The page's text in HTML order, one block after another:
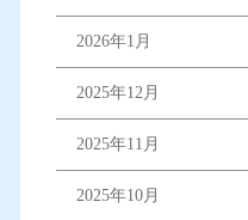
2026年1月
2025年12月
2025年11月
2025年10月